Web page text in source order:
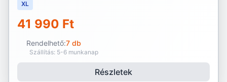
XL
41 990 Ft
Rendelhető:7 db
Szállítás: 5-6 munkanap
Részletek